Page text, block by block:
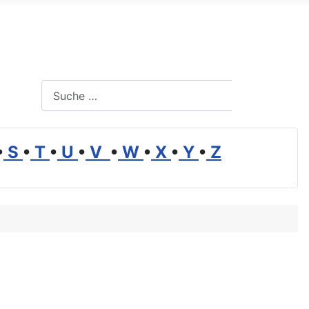
S • T • U • V • W • X • Y • Z